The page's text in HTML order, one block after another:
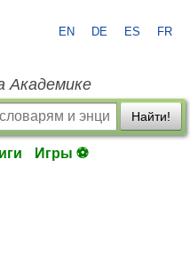
EN DE ES FR
Академике
Найти!
Игры ⚽